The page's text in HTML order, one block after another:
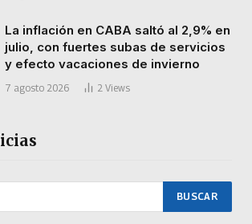
La inflación en CABA saltó al 2,9% en
julio, con fuertes subas de servicios
y efecto vacaciones de invierno
7 agosto 2026 2 Views